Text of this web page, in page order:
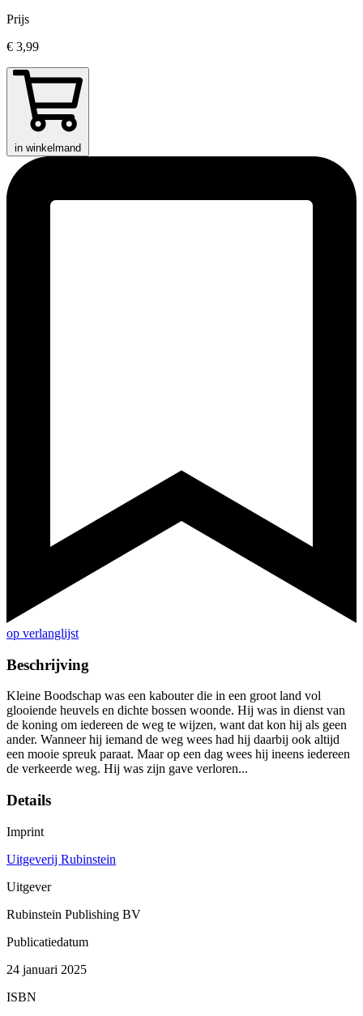
Prijs
€ 3,99
in winkelmand
op verlanglijst
Beschrijving
Kleine Boodschap was een kabouter die in een groot land vol
glooiende heuvels en dichte bossen woonde. Hij was in dienst van
de koning om iedereen de weg te wijzen, want dat kon hij als geen
ander. Wanneer hij iemand de weg wees had hij daarbij ook altijd
een mooie spreuk paraat. Maar op een dag wees hij ineens iedereen
de verkeerde weg. Hij was zijn gave verloren...
Details
Imprint
Uitgeverij Rubinstein
Uitgever
Rubinstein Publishing BV
Publicatiedatum
24 januari 2025
ISBN